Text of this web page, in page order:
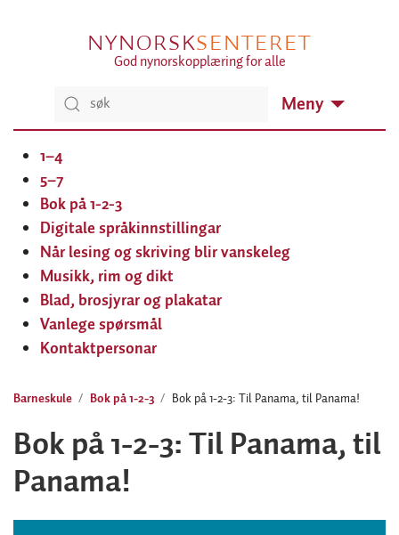
NYNORSKSENTERET
God nynorskopplæring for alle
Meny
1–4
5–7
Bok på 1-2-3
Digitale språkinnstillingar
Når lesing og skriving blir vanskeleg
Musikk, rim og dikt
Blad, brosjyrar og plakatar
Vanlege spørsmål
Kontaktpersonar
Barneskule Bok på 1-2-3 Bok på 1-2-3: Til Panama, til Panama!
Bok på 1-2-3: Til Panama, til
Panama!